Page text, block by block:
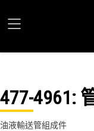
477-4961:
油液輸送管組成件